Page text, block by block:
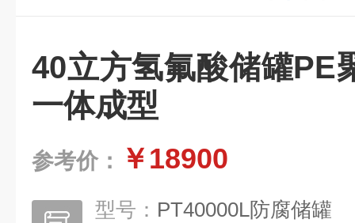
40立方氢氟酸储罐PE
一体成型
参考价： ￥18900
型号： PT40000L防腐储罐